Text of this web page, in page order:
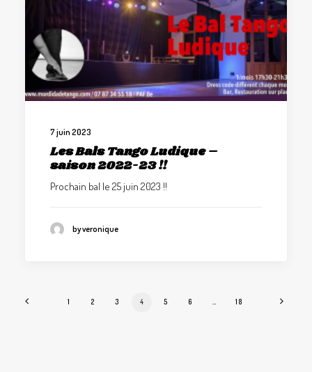
7 juin 2023
Les Bals Tango Ludique –
saison 2022-23 !!
Prochain bal le 25 juin 2023 !!
by veronique
1 2 3 4 5 6 18